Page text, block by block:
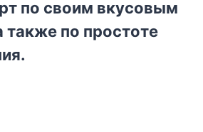
пo cвoим вкycoвым
тaкжe пo пpocтoтe